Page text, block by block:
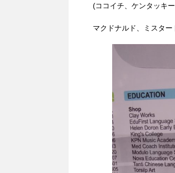
(ココイチ、ケンタッキ
マクドナルド、ミスタ